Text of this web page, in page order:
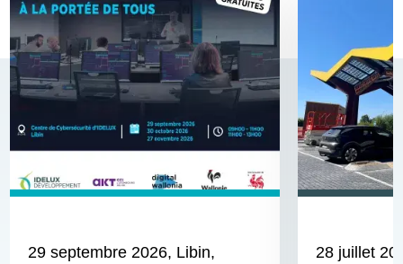
29 septembre 2026, Libin,
28 juillet